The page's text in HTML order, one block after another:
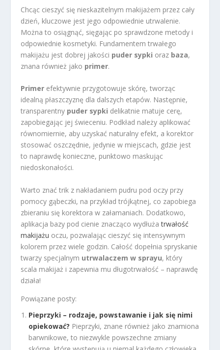
Chcąc cieszyć się nieskazitelnym makijażem przez cały
dzień, kluczowe jest jego odpowiednie utrwalenie.
Można to osiągnąć, sięgając po sprawdzone metody i
odpowiednie kosmetyki. Fundamentem trwałego
makijażu jest dobrej jakości puder sypki oraz baza,
znana również jako primer.
Primer efektywnie przygotowuje skórę, tworząc
idealną płaszczyznę dla dalszych etapów. Następnie,
transparentny puder sypki delikatnie matuje cerę,
zapobiegając jej świeceniu. Podkład należy aplikować
równomiernie, aby uzyskać naturalny efekt, a korektor
stosować oszczędnie, jedynie w miejscach, gdzie jest
to naprawdę konieczne, punktowo maskując
niedoskonałości.
Warto znać trik z nakładaniem pudru pod oczy przy
pomocy gąbeczki, na przykład trójkątnej, co zapobiega
zbieraniu się korektora w załamaniach. Dodatkowo,
aplikacja bazy pod cienie znacząco wydłużatrwałość
makijażu oczu, pozwalając cieszyć się intensywnym
kolorem przez wiele godzin. Całość dopełnia spryskanie
twarzy specjalnym utrwalaczem w sprayu, który
scala makijaż i zapewnia mu długotrwałość – naprawdę
działa!
Powiązane posty:
Pieprzyki – rodzaje, powstawanie i jak się nimi
opiekować? Pieprzyki, znane również jako znamiona
barwnikowe, to niezwykle powszechne zmiany